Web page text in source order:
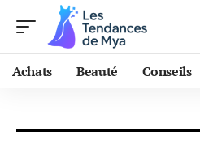
Achats Beauté Conseils